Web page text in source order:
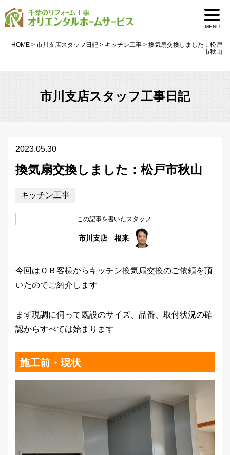
MENU
HOME > 市川支店スタッフ日記 > キッチン工事 > 換気扇交換しました：松戸
市秋山
市川支店スタッフ工事日記
2023.05.30
換気扇交換しました：松戸市秋山
キッチン工事
この記事を書いたスタッフ
市川支店 根来
今回はＯＢ客様からキッチン換気扇交換のご依頼を頂
いたのでご紹介します
まず現調に伺って既設のサイズ、品番、取付状況の確
認からすべては始まります
施工前・現状